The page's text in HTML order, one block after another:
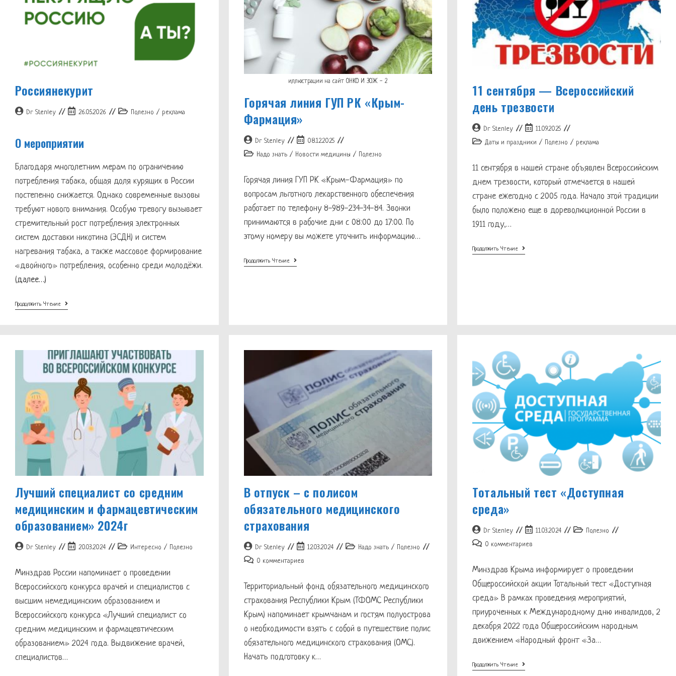
Россиянекурит
АвторDr Stenley
Запись26.05.2026
РубрикаПолезно / реклама
О мероприятии
Благодаря многолетним мерам по ограничению
потребления табака, общая доля курящих в России
постепенно снижается. Однако современные вызовы
требуют нового внимания. Особую тревогу вызывает
стремительный рост потребления электронных
систем доставки никотина (ЭСДН) и систем
нагревания табака, а также массовое формирование
«двойного» потребления, особенно среди молодёжи.
(далее…)
Продолжить ЧтениеРоссиянекурит
иллюстрации на сайт ОНКО И ЗОЖ - 2
Горячая линия ГУП РК «Крым-
Фармация»
Автор
записи:
Dr Stenley
Запись
опубликована:
08.12.2025
РубрикаНадо знать / Новости медицины / Полезно
Горячая линия ГУП РК «Крым-Фармация» по
вопросам льготного лекарственного обеспечения
работает по телефону 8-989-234-34-84. Звонки
принимаются в рабочие дни с 08:00 до 17:00. По
этому номеру вы можете уточнить информацию…
Продолжить ЧтениеГорячая
Линия
11 сентября — Всероссийский
день трезвости
Автор
записи:
Dr Stenley
Запись
опубликована:
11.09.2025
РубрикаДаты и праздники / Полезно / реклама
11 сентября в нашей стране объявлен Всероссийским
днем трезвости, который отмечается в нашей
стране ежегодно с 2005 года. Начало этой традиции
было положено еще в дореволюционной России в
1911 году,…
Продолжить Чтение11
Сентября
Лучший специалист со средним
медицинским и фармацевтическим
образованием» 2024г
АвторDr Stenley
Запись20.03.2024
РубрикаИнтересно / Полезно
Минздрав России напоминает о проведении
Всероссийского конкурса врачей и специалистов с
высшим немедицинским образованием и
Всероссийского конкурса «Лучший специалист со
средним медицинским и фармацевтическим
образованием» 2024 года. Выдвижение врачей,
специалистов…
В отпуск – с полисом
обязательного медицинского
страхования
Автор
записи:
Dr Stenley
Запись12.03.2024
РубрикаНадо знать / Полезно
Комментарии
записи:
0 комментариев
Территориальный фонд обязательного медицинского
страхования Республики Крым (ТФОМС Республики
Крым) напоминает крымчанам и гостям полуострова
о необходимости взять с собой в путешествие полис
обязательного медицинского страхования (ОМС).
Начать подготовку к…
Тотальный тест «Доступная
среда»
Автор
записи:
Dr Stenley
Запись11.03.2024
РубрикаПолезно
Комментарии
записи:
0 комментариев
Минздрав Крыма информирует о проведении
Общероссийской акции Тотальный тест «Доступная
среда» В рамках проведения мероприятий,
приуроченных к Международному дню инвалидов, 2
декабря 2022 года Общероссийским народным
движением «Народный фронт «За…
Продолжить ЧтениеТотальный
Тест